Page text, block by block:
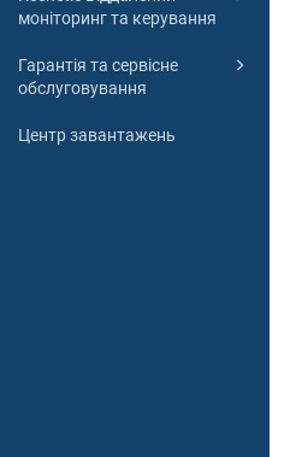
моніторинг та керування
Гарантія та сервісне
обслуговування
Центр завантажень